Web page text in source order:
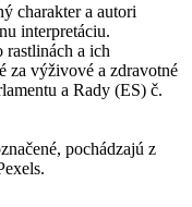
charakter a autori
interpretáciu.
a ich
za výživové a zdravotné
a Rady (ES) č.
pochádzajú z